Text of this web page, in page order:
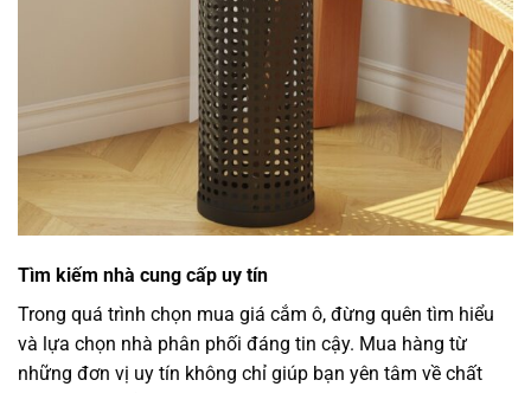
Tìm kiếm nhà cung cấp uy tín
Trong quá trình chọn mua giá cắm ô, đừng quên tìm hiểu
và lựa chọn nhà phân phối đáng tin cậy. Mua hàng từ
những đơn vị uy tín không chỉ giúp bạn yên tâm về chất